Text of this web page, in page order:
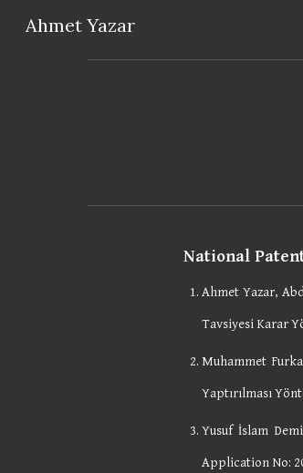
Ahmet Yazar
National
Ahmet Yazar,
Tavsiyesi Karar
Muhammet
Yaptırılması
Yusuf İslam
Application No: